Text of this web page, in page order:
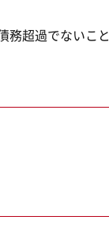
超過でないこ